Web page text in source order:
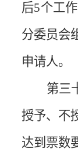
后5个工
分委员会
申请人。
第三
授予、 不
达到票数